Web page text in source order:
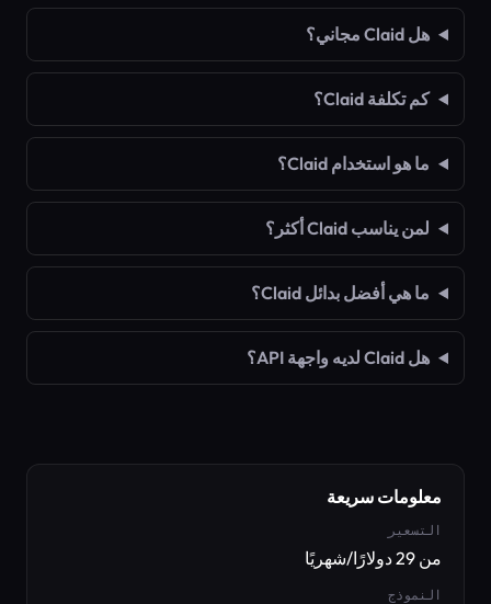
هل Claid مجاني؟
كم تكلفة Claid؟
ما هو استخدام Claid؟
لمن يناسب Claid أكثر؟
ما هي أفضل بدائل Claid؟
هل Claid لديه واجهة API؟
معلومات سريعة
التسعير
من 29 دولارًا/شهريًا
النموذج